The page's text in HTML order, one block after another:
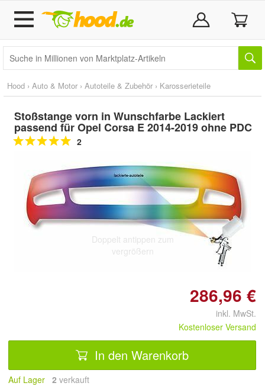
Hood › Auto & Motor › Autoteile & Zubehör › Karosserieteile
Stoßstange vorn in Wunschfarbe Lackiert
passend für Opel Corsa E 2014-2019 ohne PDC
2
Doppelt antippen zum
vergrößern
286,96 €
inkl. MwSt.
Kostenloser Versand
In den Warenkorb
Auf Lager 2 verkauft